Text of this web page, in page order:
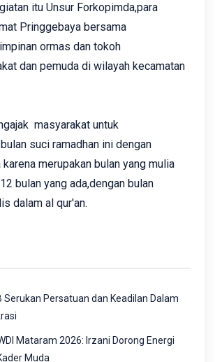
itu Unsur Forkopimda,para
Pringgebaya bersama
ormas dan tokoh
dan pemuda di wilayah kecamatan
masyarakat untuk
suci ramadhan ini dengan
merupakan bulan yang mulia
bulan yang ada,dengan bulan
dalam al qur'an.
Serukan Persatuan dan Keadilan Dalam
Mataram 2026: Irzani Dorong Energi
Muda